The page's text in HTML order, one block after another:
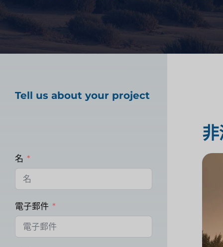
Tell us about your project
名
電子郵件